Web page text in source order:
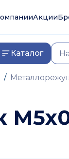
Акции
Каталог
/